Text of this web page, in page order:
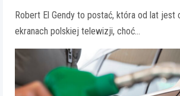
Robert El Gendy to postać, która od lat jest
ekranach polskiej telewizji, choć…